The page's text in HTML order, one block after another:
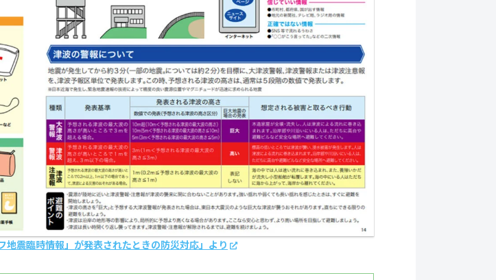
震臨時情報」が発表されたときの防災対応」より